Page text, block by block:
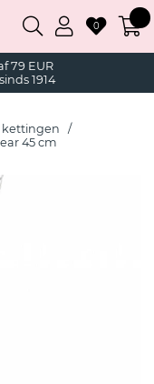
79 EUR
1914
0
kettingen
45 cm